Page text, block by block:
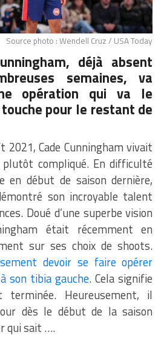
Source photo : Wendell Cruz / USA Today
déjà absent
semaines, va
opération qui va le
pour le restant de
2021, Cade Cunningham vivait
compliqué. En difficulté
en début de saison dernière,
son incroyable talent
Doué d’une superbe vision
était récemment en
sur ses choix de shoots.
devoir se faire opérer
son tibia gauche. Cela signifie
Heureusement, il
dès le début de la saison
qui sait ….